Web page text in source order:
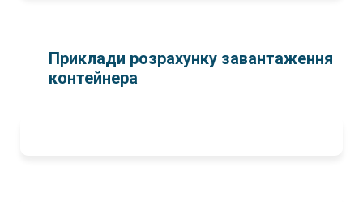
Приклади розрахунку завантаження
контейнера